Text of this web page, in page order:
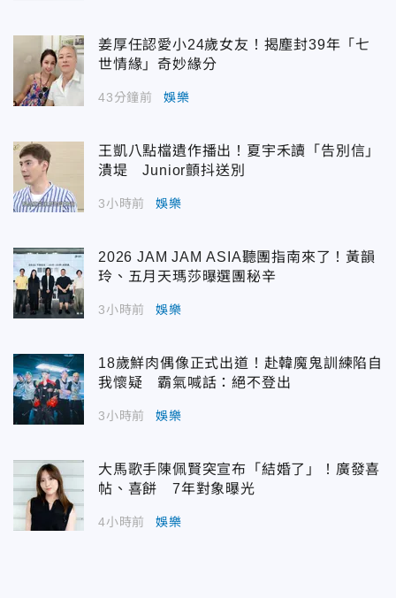
姜厚任認愛小24歲女友！揭塵封39年「七
世情緣」奇妙緣分
43分鐘前 娛樂
王凱八點檔遺作播出！夏宇禾讀「告別信」
潰堤 Junior顫抖送別
3小時前 娛樂
2026 JAM JAM ASIA聽團指南來了！黃韻
玲、五月天瑪莎曝選團秘辛
3小時前 娛樂
18歲鮮肉偶像正式出道！赴韓魔鬼訓練陷自
我懷疑 霸氣喊話：絕不登出
3小時前 娛樂
大馬歌手陳佩賢突宣布「結婚了」！廣發喜
帖、喜餅 7年對象曝光
4小時前 娛樂